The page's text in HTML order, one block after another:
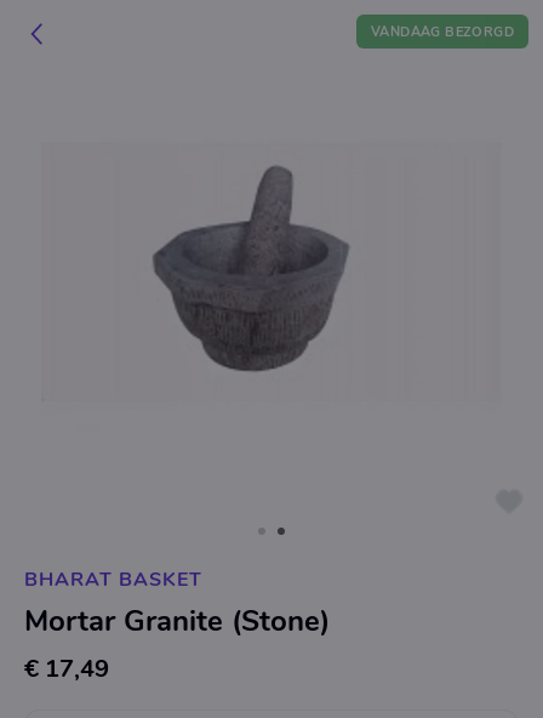
VANDAAG BEZORGD
BHARAT BASKET
Mortar Granite (Stone)
€ 17,49